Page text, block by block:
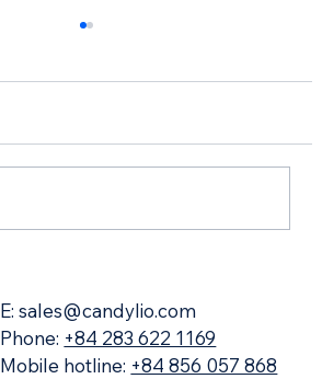
E: sales@candylio.com
Phone: +84 283 622 1169
Mobile hotline: +84 856 057 868